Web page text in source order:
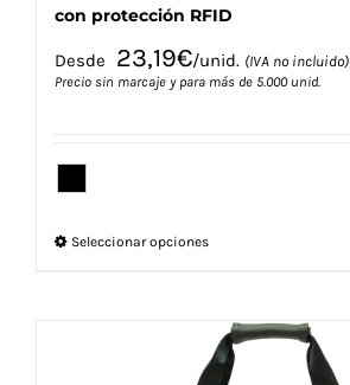
con protección RFID
Desde 23,19€/unid. (IVA no incluido)
Precio sin marcaje y para más de 5.000 unid.
Seleccionar opcionesEste
múltiples
variantes.
Las